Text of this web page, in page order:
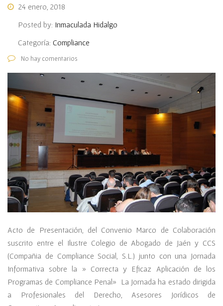
24 enero, 2018
Posted by: Inmaculada Hidalgo
Categoría: Compliance
No hay comentarios
Acto de Presentación, del Convenio Marco de Colaboración
suscrito entre el Ilustre Colegio de Abogado de Jaén y CCS
(Compañia de Compliance Social, S.L.) junto con una Jornada
Informativa sobre la » Correcta y Eficaz Aplicación de los
Programas de Compliance Penal» La Jornada ha estado dirigida
a Profesionales del Derecho, Asesores Jorídicos de